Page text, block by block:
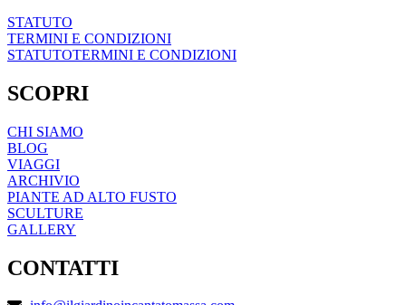
STATUTO
TERMINI E CONDIZIONI
STATUTOTERMINI E CONDIZIONI
SCOPRI
CHI SIAMO
BLOG
VIAGGI
ARCHIVIO
PIANTE AD ALTO FUSTO
SCULTURE
GALLERY
CONTATTI